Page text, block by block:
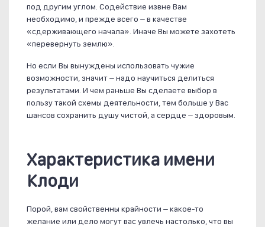
под другим углом. Содействие извне Вам
необходимо, и прежде всего – в качестве
«сдерживающего начала». Иначе Вы можете захотеть
«перевернуть землю».
Но если Вы вынуждены использовать чужие
возможности, значит – надо научиться делиться
результатами. И чем раньше Вы сделаете выбор в
пользу такой схемы деятельности, тем больше у Вас
шансов сохранить душу чистой, а сердце – здоровым.
Характеристика имени
Клоди
Порой, вам свойственны крайности – какое-то
желание или дело могут вас увлечь настолько, что вы